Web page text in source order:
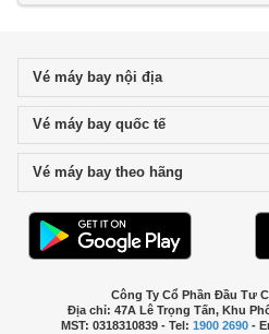
Vé máy bay nội địaclick to expand
Vé máy bay quốc tếclick to expand
Vé máy bay theo hãng
Công Ty Cổ Phần Đầu Tư
Địa chỉ: 47A Lê Trọng Tấn, Khu
MST: 0318310839 - Tel: 1900 2690-